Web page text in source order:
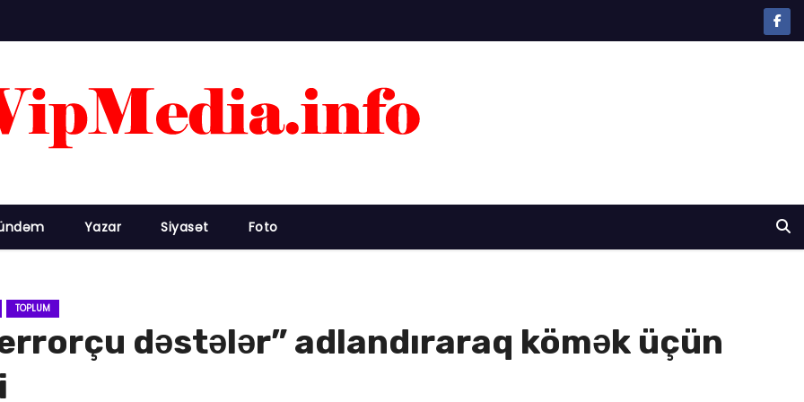
Yazar Siyasət Foto
TOPLUM
dəstələr” adlandıraraq kömək üçün